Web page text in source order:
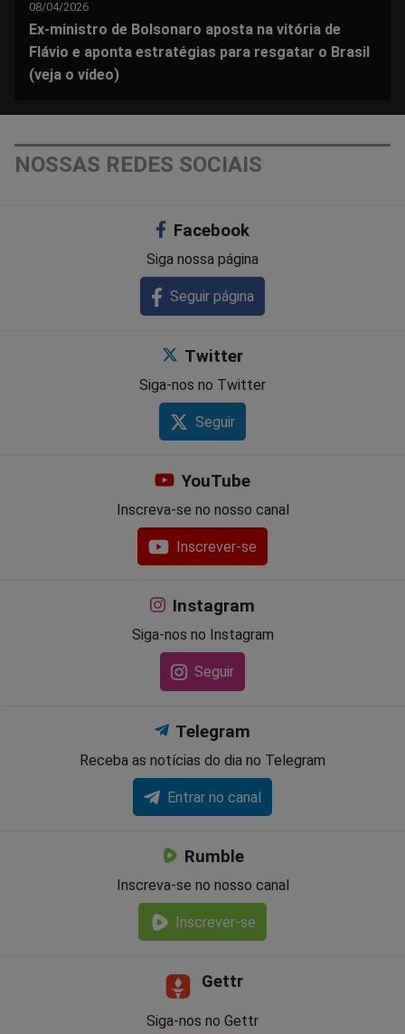
08/04/2026
Ex-ministro de Bolsonaro aposta na vitória de
Flávio e aponta estratégias para resgatar o Brasil
(veja o vídeo)
NOSSAS REDES SOCIAIS
Facebook
Siga nossa página
Seguir página
Twitter
Siga-nos no Twitter
Seguir
YouTube
Inscreva-se no nosso canal
Inscrever-se
Instagram
Siga-nos no Instagram
Seguir
Telegram
Receba as notícias do dia no Telegram
Entrar no canal
Rumble
Inscreva-se no nosso canal
Inscrever-se
Gettr
Siga-nos no Gettr